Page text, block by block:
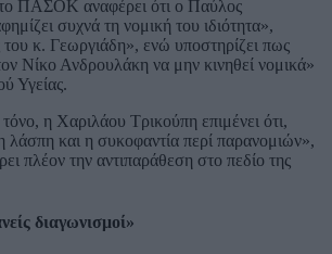
ΠΑΣΟΚ αναφέρει ότι ο Παύλος
συχνά τη νομική του ιδιότητα»,
κ. Γεωργιάδη», ενώ υποστηρίζει πως
Νίκο Ανδρουλάκη να μην κινηθεί νομικά»
Υγείας.
τόνο, η Χαριλάου Τρικούπη επιμένει ότι,
και η συκοφαντία περί παρανομιών»,
πλέον την αντιπαράθεση στο πεδίο της
διαγωνισμοί»